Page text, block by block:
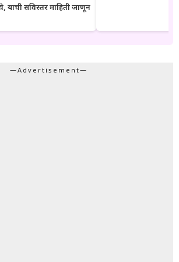
याची सविस्तर माहिती जाणून
—Advertisement—